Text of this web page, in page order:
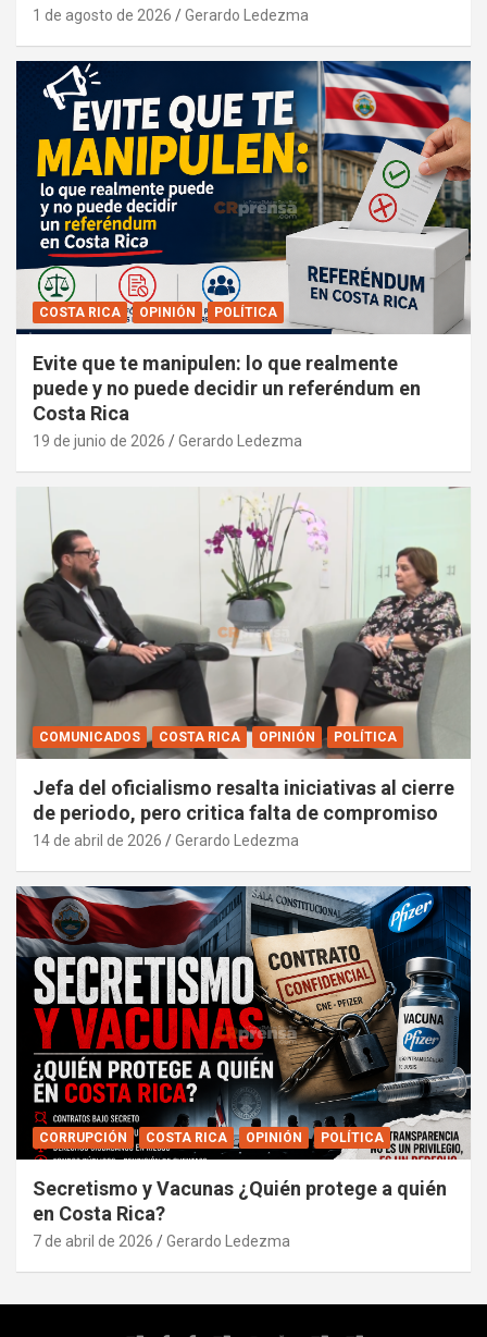
1 de agosto de 2026 Gerardo Ledezma
COSTA RICA OPINIÓN POLÍTICA
Evite que te manipulen: lo que realmente
puede y no puede decidir un referéndum en
Costa Rica
19 de junio de 2026 Gerardo Ledezma
COMUNICADOS COSTA RICA OPINIÓN POLÍTICA
Jefa del oficialismo resalta iniciativas al cierre
de periodo, pero critica falta de compromiso
14 de abril de 2026 Gerardo Ledezma
CORRUPCIÓN COSTA RICA OPINIÓN POLÍTICA
Secretismo y Vacunas ¿Quién protege a quién
en Costa Rica?
7 de abril de 2026 Gerardo Ledezma